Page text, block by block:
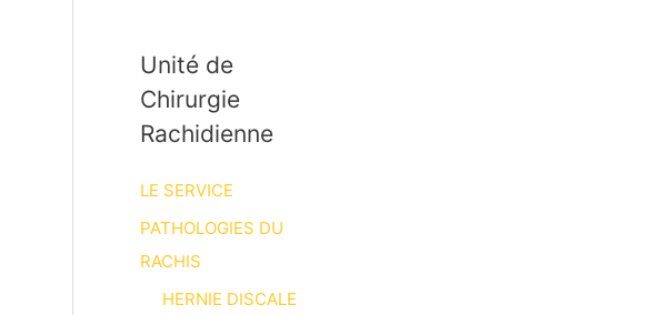
Unité de
Chirurgie
Rachidienne
LE SERVICE
PATHOLOGIES DU
RACHIS
HERNIE DISCALE